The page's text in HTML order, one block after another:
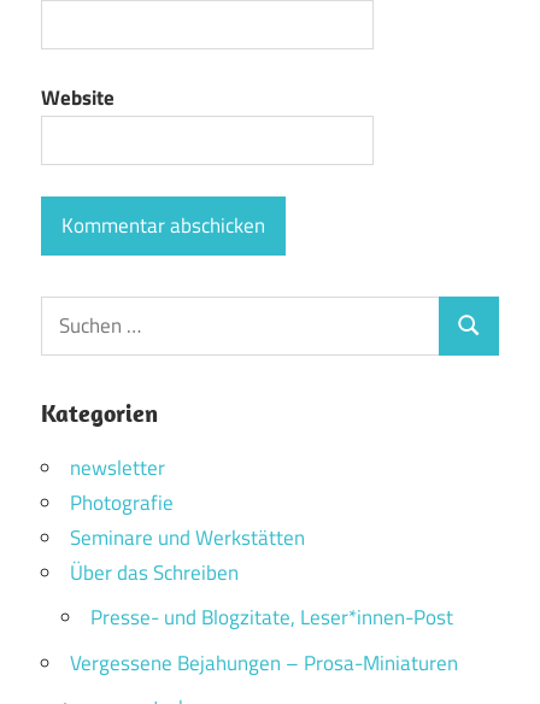
Website
Suchen
nach:
Suchen
Kategorien
newsletter
Photografie
Seminare und Werkstätten
Über das Schreiben
Presse- und Blogzitate, Leser*innen-Post
Vergessene Bejahungen – Prosa-Miniaturen